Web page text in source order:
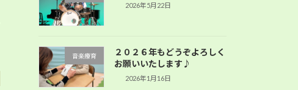
2026年5月22日
音楽療育
２０２６年もどうぞよろしく
お願いいたします♪
2026年1月16日